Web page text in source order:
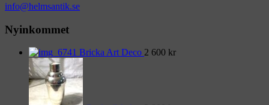
info@helmsantik.se
Nyinkommet
Bricka Art Deco 2 600 kr